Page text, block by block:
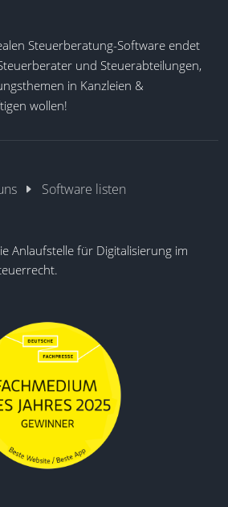
Steuerberatung-Software endet
und Steuerabteilungen,
in Kanzleien &
wollen!
Software listen
Anlaufstelle für Digitalisierung im